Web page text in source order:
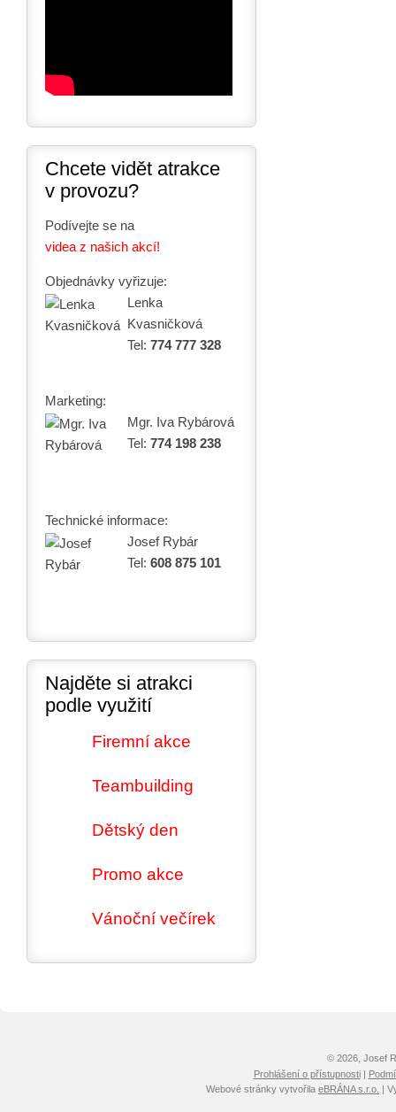
Chcete vidět atrakce
v provozu?
Podívejte se na
videa z našich akcí!
Objednávky vyřizuje:
Lenka
Kvasničková
Tel: 774 777 328
Marketing:
Mgr. Iva Rybárová
Tel: 774 198 238
Technické informace:
Josef Rybár
Tel: 608 875 101
Najděte si atrakci
podle využití
Firemní akce
Teambuilding
Dětský den
Promo akce
Vánoční večírek
© 2026, Josef
Prohlášení o přístupnosti|
Webové stránky vytvořila eBRÁNA s.r.o. |